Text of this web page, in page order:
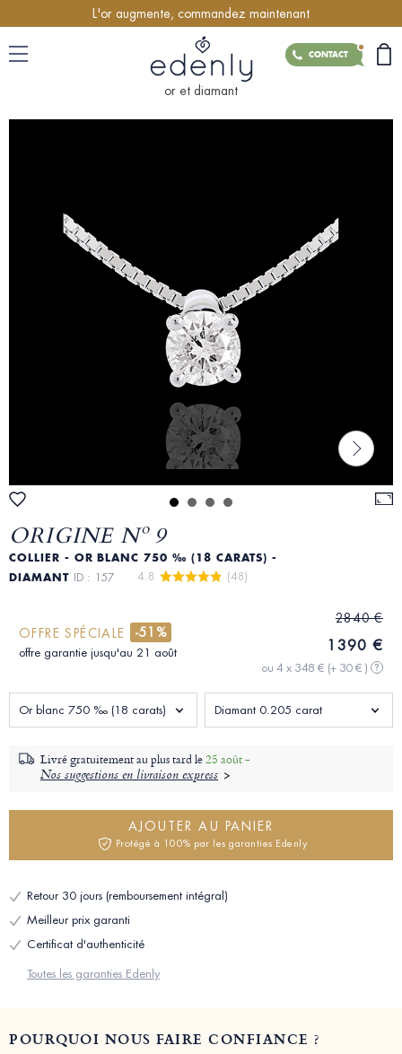
L'or augmente, commandez maintenant
CONTACT
or et diamant
ORIGINE Nº 9
COLLIER - OR BLANC 750 ‰ (18 CARATS) -
DIAMANT ID : 157 4.8 (48)
OFFRE SPÉCIALE -51%
offre garantie jusqu'au 21 août
2840 €
1390 €
ou 4 x 348 € (+ 30 € ) ?
Or blanc 750 ‰ (18 carats) Diamant 0.205 carat
Livré gratuitement au plus tard le25 août -
Nos suggestions en livraison express
AJOUTER AU PANIER
Protégé à 100% par les garanties Edenly
Retour 30 jours (remboursement intégral)
Meilleur prix garanti
Certificat d'authenticité
Toutes les garanties Edenly
POURQUOI NOUS FAIRE CONFIANCE ?